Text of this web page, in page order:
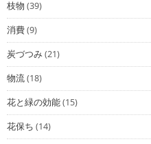
枝物 (39)
消費(9)
炭づつみ(21)
物流(18)
花と緑の効能(15)
花保ち (14)